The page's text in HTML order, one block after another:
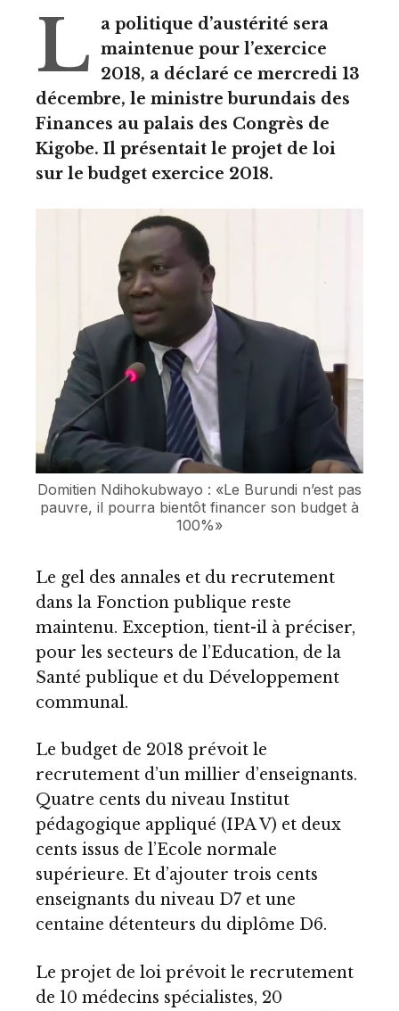
L
a politique d’austérité sera
maintenue pour l’exercice
2018, a déclaré ce mercredi 13
décembre, le ministre burundais des
Finances au palais des Congrès de
Kigobe. Il présentait le projet de loi
sur le budget exercice 2018.
Domitien Ndihokubwayo : «Le Burundi n’est pas
pauvre, il pourra bientôt financer son budget à
100%»
Le gel des annales et du recrutement
dans la Fonction publique reste
maintenu. Exception, tient-il à préciser,
pour les secteurs de l’Education, de la
Santé publique et du Développement
communal.
Le budget de 2018 prévoit le
recrutement d’un millier d’enseignants.
Quatre cents du niveau Institut
pédagogique appliqué (IPA V) et deux
cents issus de l’Ecole normale
supérieure. Et d’ajouter trois cents
enseignants du niveau D7 et une
centaine détenteurs du diplôme D6.
Le projet de loi prévoit le recrutement
de 10 médecins spécialistes, 20